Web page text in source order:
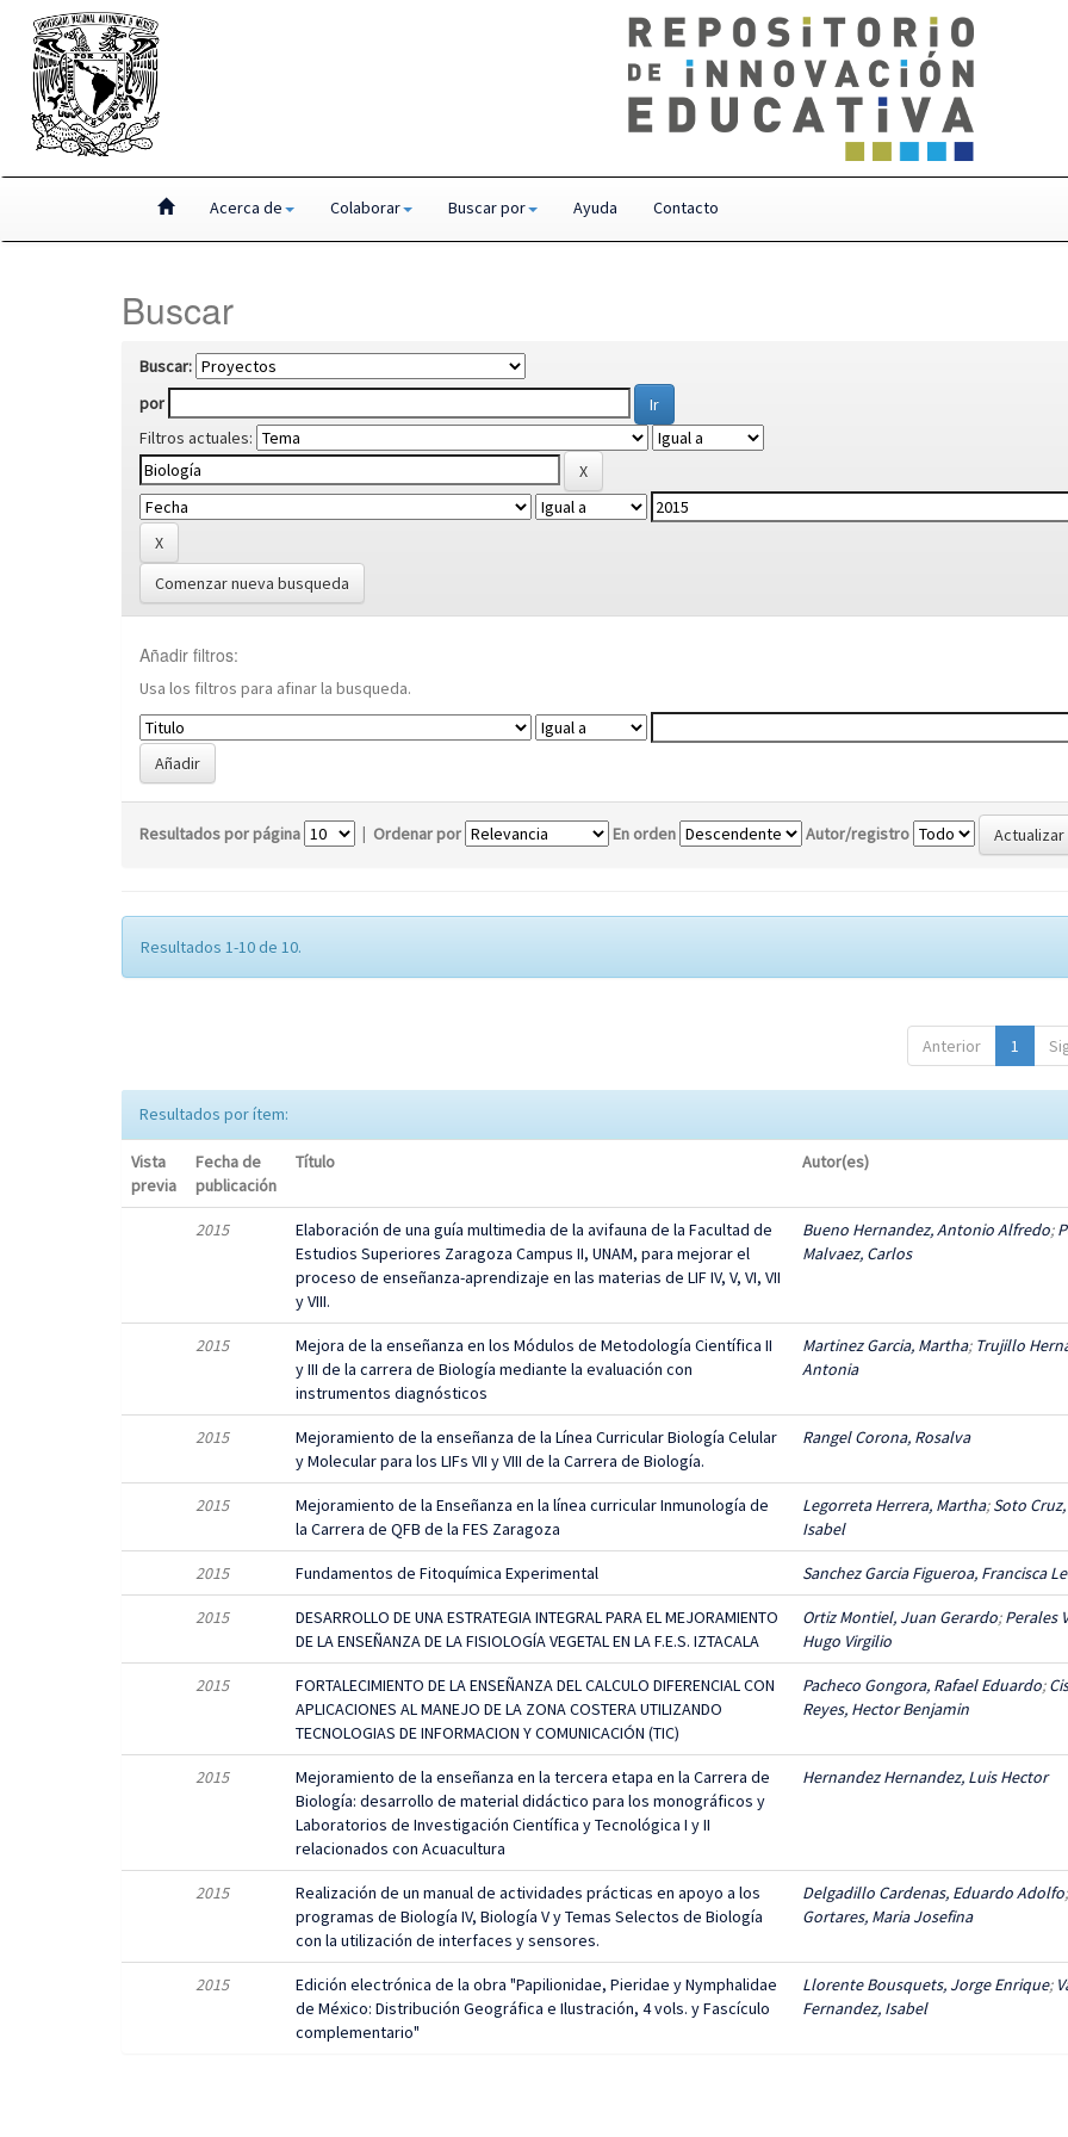
Acerca de Colaborar Buscar por Ayuda Contacto
Buscar
Buscar:
por
Filtros actuales:
Comenzar nueva busqueda
Añadir filtros:
Usa los filtros para afinar la busqueda.
Resultados por página | Ordenar por En orden Autor/registro
Resultados 1-10 de 10.
Anterior 1
Resultados por ítem:
Vista
previa
Fecha de
publicación
Título Autor(es)
2015
Elaboración de una guía multimedia de la avifauna de la Facultad de
Estudios Superiores Zaragoza Campus II, UNAM, para mejorar el
proceso de enseñanza-aprendizaje en las materias de LIF IV, V, VI, VII
y VIII.
Bueno Hernandez, Antonio Alfredo;
Malvaez, Carlos
2015
Mejora de la enseñanza en los Módulos de Metodología Científica II
y III de la carrera de Biología mediante la evaluación con
instrumentos diagnósticos
Martinez Garcia, Martha; Trujillo
Antonia
2015
Mejoramiento de la enseñanza de la Línea Curricular Biología Celular
y Molecular para los LIFs VII y VIII de la Carrera de Biología.
Rangel Corona, Rosalva
2015
Mejoramiento de la Enseñanza en la línea curricular Inmunología de
la Carrera de QFB de la FES Zaragoza
Legorreta Herrera, Martha;Soto
Isabel
2015 Fundamentos de Fitoquímica Experimental Sanchez Garcia Figueroa, Francisca
2015
DESARROLLO DE UNA ESTRATEGIA INTEGRAL PARA EL MEJORAMIENTO
DE LA ENSEÑANZA DE LA FISIOLOGÍA VEGETAL EN LA F.E.S. IZTACALA
Ortiz Montiel, Juan Gerardo;Perales
Hugo Virgilio
2015
FORTALECIMIENTO DE LA ENSEÑANZA DEL CALCULO DIFERENCIAL CON
APLICACIONES AL MANEJO DE LA ZONA COSTERA UTILIZANDO
TECNOLOGIAS DE INFORMACION Y COMUNICACIÓN (TIC)
Pacheco Gongora, Rafael Eduardo;
Reyes, Hector Benjamin
2015
Mejoramiento de la enseñanza en la tercera etapa en la Carrera de
Biología: desarrollo de material didáctico para los monográficos y
Laboratorios de Investigación Científica y Tecnológica I y II
relacionados con Acuacultura
Hernandez Hernandez, Luis Hector
2015
Realización de un manual de actividades prácticas en apoyo a los
programas de Biología IV, Biología V y Temas Selectos de Biología
con la utilización de interfaces y sensores.
Delgadillo Cardenas, Eduardo Adolfo;
Gortares, Maria Josefina
2015
Edición electrónica de la obra "Papilionidae, Pieridae y Nymphalidae
de México: Distribución Geográfica e Ilustración, 4 vols. y Fascículo
complementario"
Llorente Bousquets, Jorge Enrique;
Fernandez, Isabel